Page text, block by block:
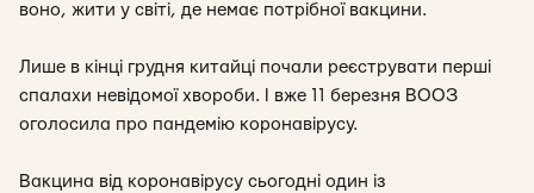
воно, жити у світі, де немає потрібної вакцини.
Лише в кінці грудня китайці почали реєструвати перші
спалахи невідомої хвороби. І вже 11 березня ВООЗ
оголосила про пандемію коронавірусу.
Вакцина від коронавірусу сьогодні один із